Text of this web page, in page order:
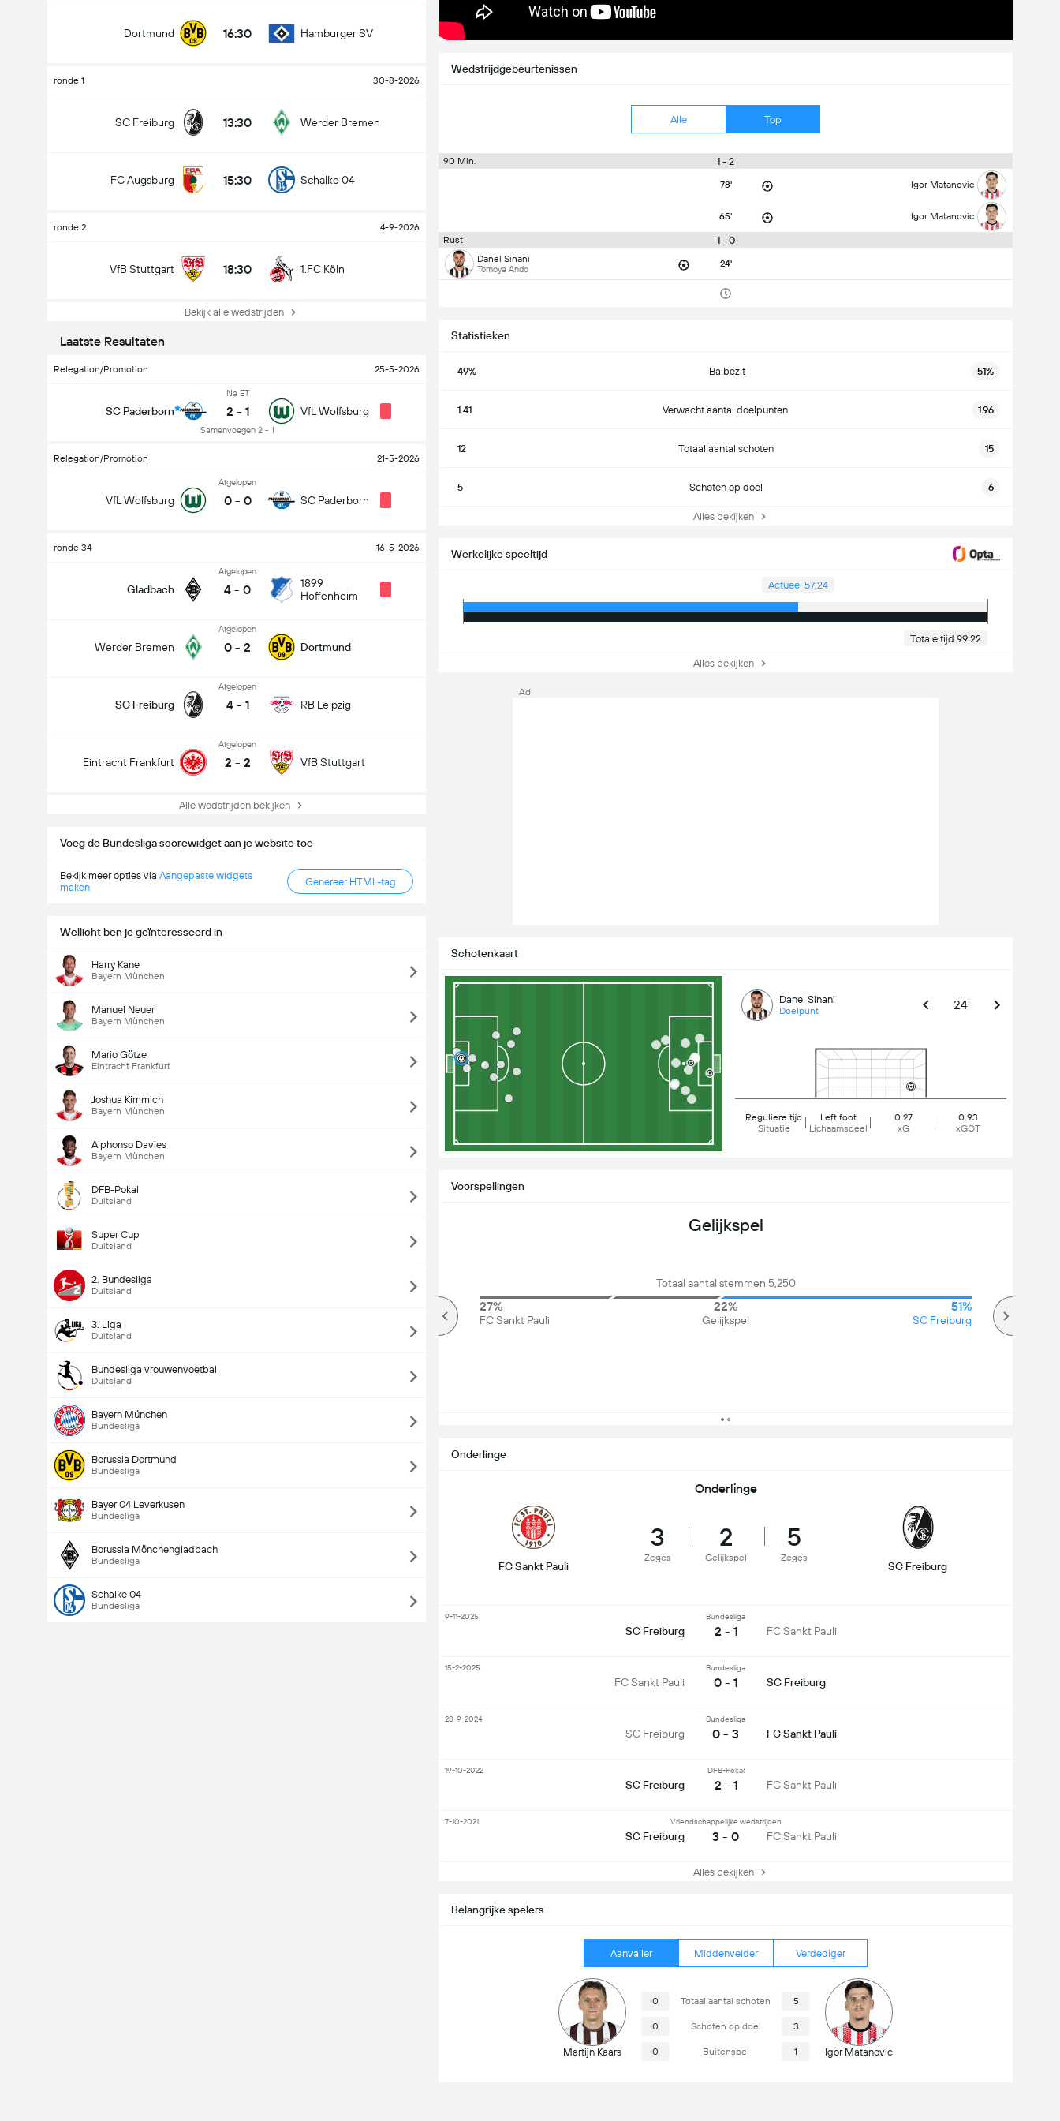
Dortmund 16:30 Hamburger SV
ronde 1 30-8-2026
SC Freiburg 13:30 Werder Bremen
FC Augsburg 15:30 Schalke 04
ronde 2 4-9-2026
VfB Stuttgart 18:30 1.FC Köln
Bekijk alle wedstrijden
Laatste Resultaten
Relegation/Promotion 25-5-2026
SC Paderborn
Na ET
2 - 1
Samenvoegen 2 - 1
VfL Wolfsburg
Relegation/Promotion 21-5-2026
VfL Wolfsburg
Afgelopen
0 - 0 SC Paderborn
ronde 34 16-5-2026
Gladbach
Afgelopen
4 - 0
1899
Hoffenheim
Werder Bremen
Afgelopen
0 - 2 Dortmund
SC Freiburg
Afgelopen
4 - 1 RB Leipzig
Eintracht Frankfurt
Afgelopen
2 - 2 VfB Stuttgart
Alle wedstrijden bekijken
Voeg de Bundesliga scorewidget aan je website toe
Bekijk meer opties via Aangepaste widgets
maken
Genereer HTML-tag
Wellicht ben je geïnteresseerd in
Harry Kane
Bayern München
Manuel Neuer
Bayern München
Mario Götze
Eintracht Frankfurt
Joshua Kimmich
Bayern München
Alphonso Davies
Bayern München
DFB-Pokal
Duitsland
Super Cup
Duitsland
2. Bundesliga
Duitsland
3. Liga
Duitsland
Bundesliga vrouwenvoetbal
Duitsland
Bayern München
Bundesliga
Borussia Dortmund
Bundesliga
Bayer 04 Leverkusen
Bundesliga
Borussia Mönchengladbach
Bundesliga
Schalke 04
Bundesliga
Wedstrijdgebeurtenissen
Alle Top
90 Min. 1 - 2
78' Igor Matanovic
65' Igor Matanovic
Rust 1 - 0
Danel Sinani
Tomoya Ando 24'
Belangrijke spelers
Aanvaller Middenvelder Verdediger
Martijn Kaars
0 Totaal aantal schoten 5
0 Schoten op doel 3
0 Buitenspel 1 Igor Matanovic
Statistieken
49% Balbezit 51%
1.41 Verwacht aantal doelpunten 1.96
12 Totaal aantal schoten 15
5 Schoten op doel 6
Alles bekijken
Werkelijke speeltijd
Actueel 57:24
Totale tijd 99:22
Alles bekijken
Schotenkaart
Danel Sinani
Doelpunt 24'
Reguliere tijd
Situatie
Left foot
Lichaamsdeel
0.27
xG
0.93
xGOT
Voorspellingen
Gelijkspel
Totaal aantal stemmen 5,250
27%
FC Sankt Pauli
22%
Gelijkspel
51%
SC Freiburg
- Meer dan/minder dan (2.5)
Onderlinge
Onderlinge
FC Sankt Pauli
3
Zeges
2
Gelijkspel
5
Zeges
SC Freiburg
SC Freiburg
Bundesliga
2 - 1 FC Sankt Pauli
9-11-2025
FC Sankt Pauli
Bundesliga
0 - 1 SC Freiburg
15-2-2025
SC Freiburg
Bundesliga
0 - 3 FC Sankt Pauli
28-9-2024
SC Freiburg
DFB-Pokal
2 - 1 FC Sankt Pauli
19-10-2022
SC Freiburg
Vriendschappelijke wedstrijden
3 - 0 FC Sankt Pauli
7-10-2021
Alles bekijken
Ad